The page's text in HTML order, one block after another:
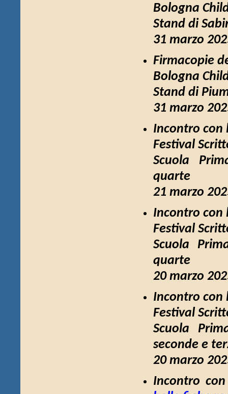
Bologna
Stand di
31 marzo
Firmacopie
Bologna
Stand di
31 marzo
Incontro
Festival
Scuola
quarte
21 marzo
Incontro con
Festival
Scuola
quarte
20 marzo
Incontro
Festival
Scuola
seconde e
20 marzo
Incontro